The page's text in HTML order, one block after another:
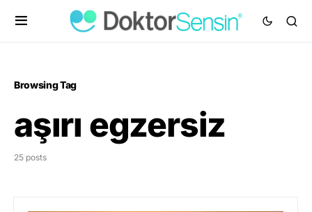
Browsing Tag
aşırı egzersiz
25 posts